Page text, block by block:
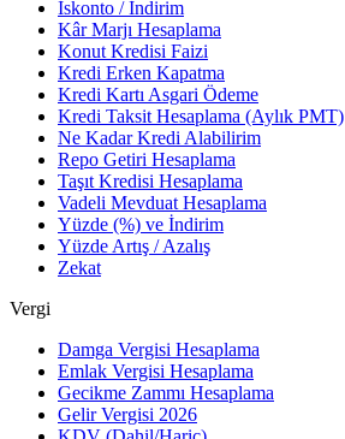
İskonto / İndirim
Kâr Marjı Hesaplama
Konut Kredisi Faizi
Kredi Erken Kapatma
Kredi Kartı Asgari Ödeme
Kredi Taksit Hesaplama (Aylık PMT)
Ne Kadar Kredi Alabilirim
Repo Getiri Hesaplama
Taşıt Kredisi Hesaplama
Vadeli Mevduat Hesaplama
Yüzde (%) ve İndirim
Yüzde Artış / Azalış
Zekat
Vergi
Damga Vergisi Hesaplama
Emlak Vergisi Hesaplama
Gecikme Zammı Hesaplama
Gelir Vergisi 2026